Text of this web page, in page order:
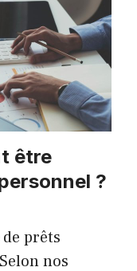
être
?
prêts
nos